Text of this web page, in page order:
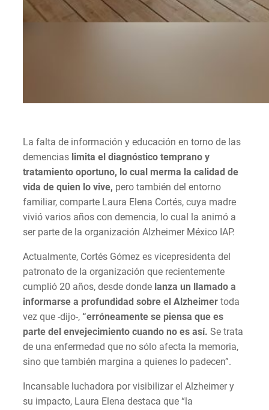
La falta de información y educación en torno de las
demencias limita el diagnóstico temprano y
tratamiento oportuno, lo cual merma la calidad de
vida de quien lo vive, pero también del entorno
familiar, comparte Laura Elena Cortés, cuya madre
vivió varios años con demencia, lo cual la animó a
ser parte de la organización Alzheimer México IAP.
Actualmente, Cortés Gómez es vicepresidenta del
patronato de la organización que recientemente
cumplió 20 años, desde donde lanza un llamado a
informarse a profundidad sobre el Alzheimer toda
vez que -dijo-, “erróneamente se piensa que es
parte del envejecimiento cuando no es así. Se trata
de una enfermedad que no sólo afecta la memoria,
sino que también margina a quienes lo padecen”.
Incansable luchadora por visibilizar el Alzheimer y
su impacto, Laura Elena destaca que “la